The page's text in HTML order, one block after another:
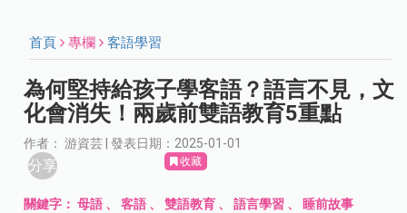
首頁 專欄 客語學習
為何堅持給孩子學客語？語言不見，文
化會消失！兩歲前雙語教育5重點
作者： 游資芸 | 發表日期：2025-01-01
分享 收藏
關鍵字：母語 、客語 、雙語教育 、語言學習 、 睡前故事